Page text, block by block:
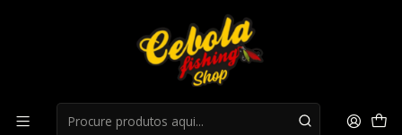
Crank Herakles Hypno-sr